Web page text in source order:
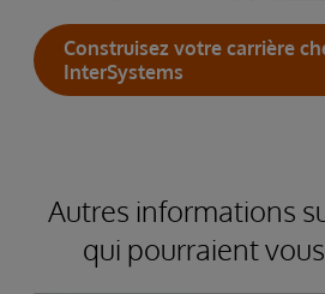
Construisez votre carrière
InterSystems
Autres informations
qui pourraient